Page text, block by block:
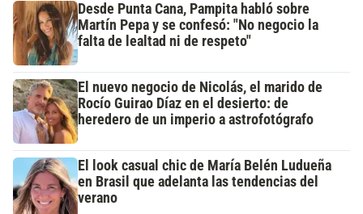
Desde Punta Cana, Pampita habló sobre
Martín Pepa y se confesó: "No negocio la
falta de lealtad ni de respeto"
El nuevo negocio de Nicolás, el marido de
Rocío Guirao Díaz en el desierto: de
heredero de un imperio a astrofotógrafo
El look casual chic de María Belén Ludueña
en Brasil que adelanta las tendencias del
verano